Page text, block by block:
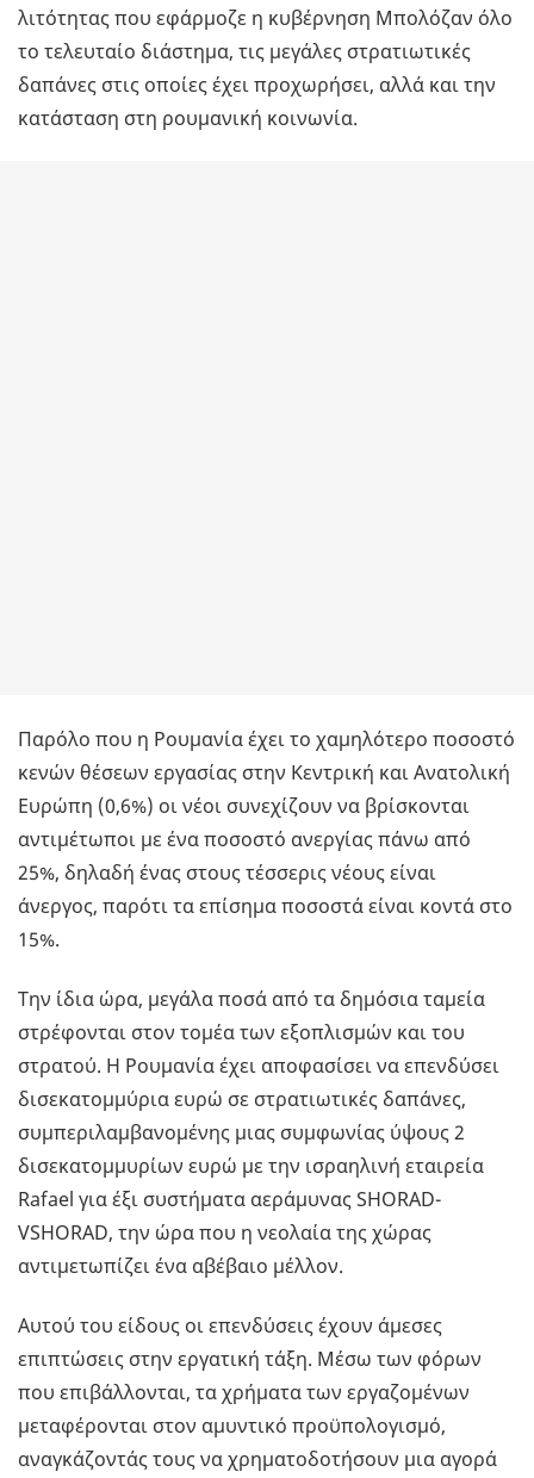
λιτότητας που εφάρμοζε η κυβέρνηση Μπολόζαν όλο
το τελευταίο διάστημα, τις μεγάλες στρατιωτικές
δαπάνες στις οποίες έχει προχωρήσει, αλλά και την
κατάσταση στη ρουμανική κοινωνία.
Παρόλο που η Ρουμανία έχει το χαμηλότερο ποσοστό
κενών θέσεων εργασίας στην Κεντρική και Ανατολική
Ευρώπη (0,6%) οι νέοι συνεχίζουν να βρίσκονται
αντιμέτωποι με ένα ποσοστό ανεργίας πάνω από
25%, δηλαδή ένας στους τέσσερις νέους είναι
άνεργος, παρότι τα επίσημα ποσοστά είναι κοντά στο
15%.
Την ίδια ώρα, μεγάλα ποσά από τα δημόσια ταμεία
στρέφονται στον τομέα των εξοπλισμών και του
στρατού. Η Ρουμανία έχει αποφασίσει να επενδύσει
δισεκατομμύρια ευρώ σε στρατιωτικές δαπάνες,
συμπεριλαμβανομένης μιας συμφωνίας ύψους 2
δισεκατομμυρίων ευρώ με την ισραηλινή εταιρεία
Rafael για έξι συστήματα αεράμυνας SHORAD-
VSHORAD, την ώρα που η νεολαία της χώρας
αντιμετωπίζει ένα αβέβαιο μέλλον.
Αυτού του είδους οι επενδύσεις έχουν άμεσες
επιπτώσεις στην εργατική τάξη. Μέσω των φόρων
που επιβάλλονται, τα χρήματα των εργαζομένων
μεταφέρονται στον αμυντικό προϋπολογισμό,
αναγκάζοντάς τους να χρηματοδοτήσουν μια αγορά